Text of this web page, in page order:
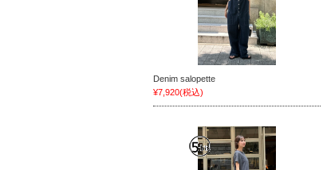
Denim salopette
¥7,920(税込)